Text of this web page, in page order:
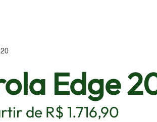
Edge
de R$ 1.716,90